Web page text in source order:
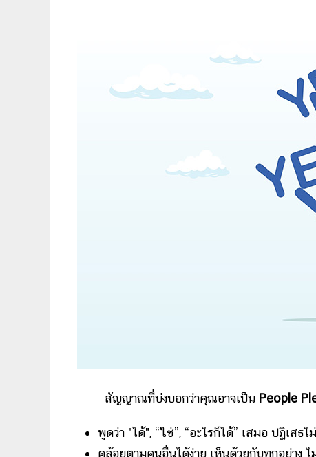
สัญญาณที่บ่งบอกว่าคุณอาจเป็น People
พูดว่า "ได้", “ใช่”, “อะไรก็ได้” เสมอ ปฏิเส
คล้อยตามคนอื่นได้ง่าย เห็นด้วยกับทุกอย่าง